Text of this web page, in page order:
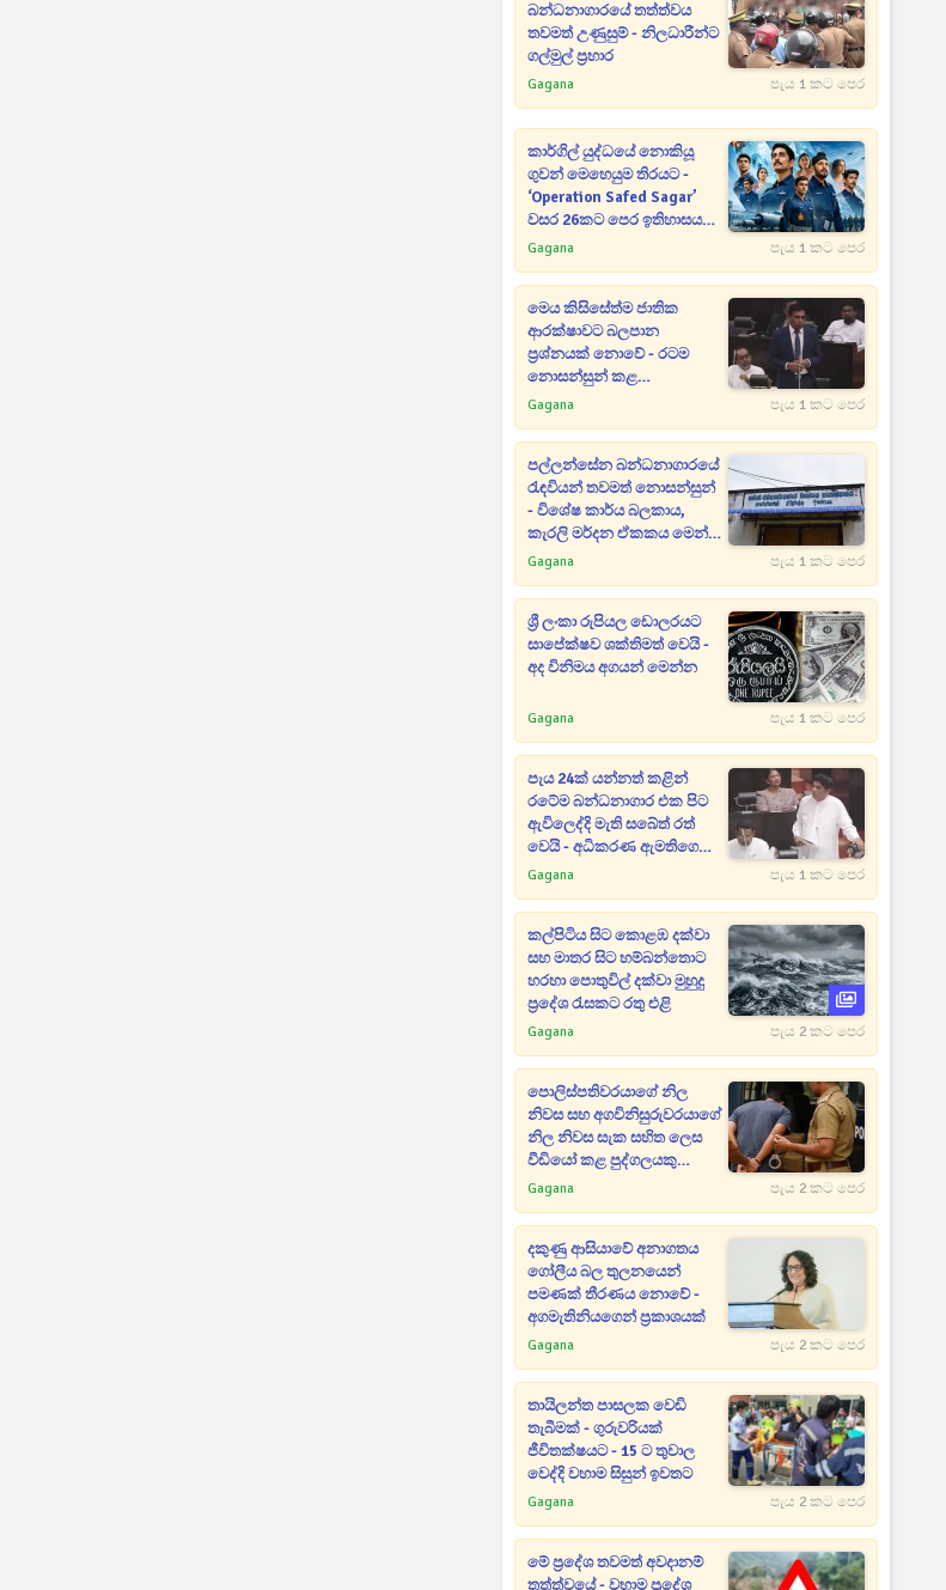
බන්ධනාගාරයේ තත්ත්වය
තවමත් උණුසුම් - නිලධාරීන්ට
ගල්මුල් ප්‍රහාර
Gagana පැය 1 කට පෙර
කාර්ගිල් යුද්ධයේ නොකියූ
ගුවන් මෙහෙයුම තිරයට -
‘Operation Safed Sagar’
වසර 26කට පෙර ඉතිහාසය
යළි ජීවමාන කරයි
Gagana පැය 1 කට පෙර
මෙය කිසිසේත්ම ජාතික
ආරක්ෂාවට බලපාන
ප්‍රශ්නයක් නොවේ - රටම
නොසන්සුන් කළ
බන්ධනාගාර සිද්ධි
ආරක්ෂක ඇමතිගෙන් විශේෂ
ප්‍රකාශයක්
Gagana පැය 1 කට පෙර
පල්ලන්සේන බන්ධනාගාරයේ
රැඳවියන් තවමත් නොසන්සුන්
- විශේෂ කාර්ය බලකාය,
කැරලි මර්දන ඒකකය මෙන්ම
ශ්‍රී ලංකා ගුවන් හමුදාව වහාම
Gagana පැය 1 කට පෙර
ශ්‍රී ලංකා රුපියල ඩොලරයට
සාපේක්ෂව ශක්තිමත් වෙයි -
අද විනිමය අගයන් මෙන්න
Gagana පැය 1 කට පෙර
පැය 24ක් යන්නත් කළින්
රටේම බන්ධනාගාර එක පිට
ඇවිලෙද්දි මැති සබේත් රත්
වෙයි - අධිකරණ ඇමතිගෙන්
පැහැදිලි කිරීමක් ඉල්ලයි
Gagana පැය 1 කට පෙර
කල්පිටිය සිට කොළඹ දක්වා
සහ මාතර සිට හම්බන්තොට
හරහා පොතුවිල් දක්වා මුහුදු
ප්‍රදේශ රැසකට රතු එළි
Gagana පැය 2 කට පෙර
පොලිස්පතිවරයාගේ නිල
නිවස සහ අගවිනිසුරුවරයාගේ
නිල නිවස සැක සහිත ලෙස
වීඩියෝ කළ පුද්ගලයකු
අත්අඩංගුවට
Gagana පැය 2 කට පෙර
දකුණු ආසියාවේ අනාගතය
ගෝලීය බල තුලනයෙන්
පමණක් තීරණය නොවේ -
අගමැතිනියගෙන් ප්‍රකාශයක්
Gagana පැය 2 කට පෙර
තායිලන්ත පාසලක වෙඩි
තැබීමක් - ගුරුවරියක්
ජීවිතක්ෂයට - 15 ට තුවාල
වෙද්දි වහාම සිසුන් ඉවතට
Gagana පැය 2 කට පෙර
මේ ප්‍රදේශ තවමත් අවදානම්
තත්ත්වයේ - වහාම ප්‍රදේශ